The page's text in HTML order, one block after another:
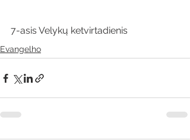
7-asis Velykų ketvirtadienis
Evangelho